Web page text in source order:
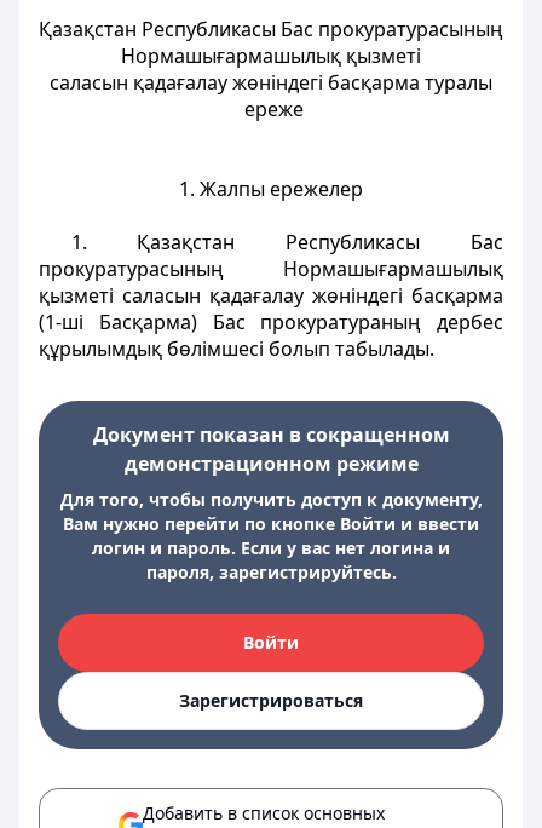
Қазақстан Республикасы Бас прокуратурасының
Нормашығармашылық қызметі
саласын қадағалау жөніндегі басқарма туралы
ереже
1. Жалпы ережелер
1. Қазақстан Республикасы Бас
прокуратурасының Нормашығармашылық
қызметі саласын қадағалау жөніндегі басқарма
(1-ші Басқарма) Бас прокуратураның дербес
құрылымдық бөлімшесі болып табылады.
Документ показан в сокращенном
демонстрационном режиме
Для того, чтобы получить доступ к документу,
Вам нужно перейти по кнопке Войти и ввести
логин и пароль. Если у вас нет логина и
пароля, зарегистрируйтесь.
Войти
Зарегистрироваться
Добавить в список основных